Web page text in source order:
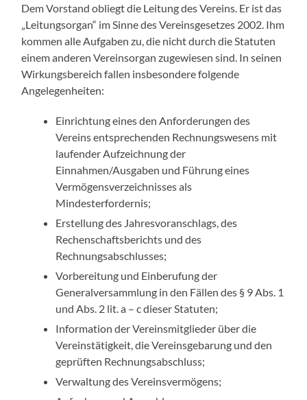
Dem Vorstand obliegt die Leitung des Vereins. Er ist das
„Leitungsorgan“ im Sinne des Vereinsgesetzes 2002. Ihm
kommen alle Aufgaben zu, die nicht durch die Statuten
einem anderen Vereinsorgan zugewiesen sind. In seinen
Wirkungsbereich fallen insbesondere folgende
Angelegenheiten:
Einrichtung eines den Anforderungen des
Vereins entsprechenden Rechnungswesens mit
laufender Aufzeichnung der
Einnahmen/Ausgaben und Führung eines
Vermögensverzeichnisses als
Mindesterfordernis;
Erstellung des Jahresvoranschlags, des
Rechenschaftsberichts und des
Rechnungsabschlusses;
Vorbereitung und Einberufung der
Generalversammlung in den Fällen des § 9 Abs. 1
und Abs. 2 lit. a – c dieser Statuten;
Information der Vereinsmitglieder über die
Vereinstätigkeit, die Vereinsgebarung und den
geprüften Rechnungsabschluss;
Verwaltung des Vereinsvermögens;